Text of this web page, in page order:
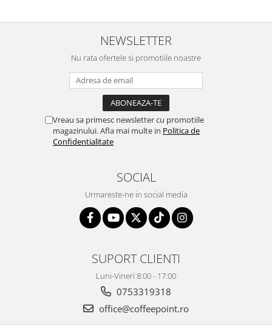
NEWSLETTER
Nu rata ofertele si promotiile noastre
Vreau sa primesc newsletter cu promotiile
magazinului. Afla mai multe in Politica de
Confidentialitate
SOCIAL
Urmareste-ne in social media
SUPORT CLIENTI
Luni-Vineri 8:00 - 17:00
0753319318
office@coffeepoint.ro